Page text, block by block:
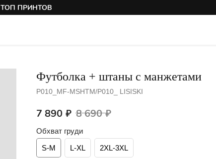
ТОП ПРИНТОВ
Футболка + штаны с манжетами
Артикул:
P010_MF-MSHTM/P010_ LISISKI
7 890 ₽ 8 690 ₽
Обхват груди
S-M
L-XL 2XL-3XL